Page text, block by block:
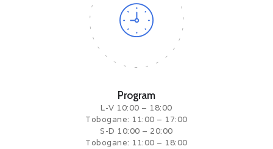
UTILE
Program
L-V 10:00 – 18:00
Tobogane: 11:00 – 17:00
S-D 10:00 – 20:00
Tobogane: 11:00 – 18:00